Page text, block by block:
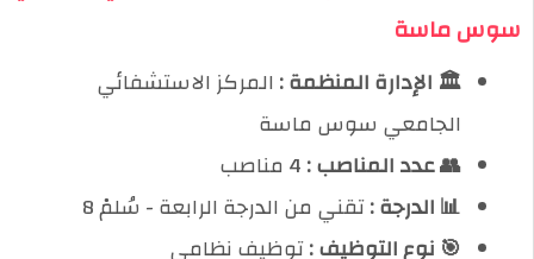
سوس ماسة
🏛️ الإدارة المنظمة :المركز الاستشفائي
الجامعي سوس ماسة
👥 عدد المناصب :4 مناصب
📊 الدرجة :تقني من الدرجة الرابعة - سُلمْ 8
🎯 نوع التوظيف :توظيف نظامي